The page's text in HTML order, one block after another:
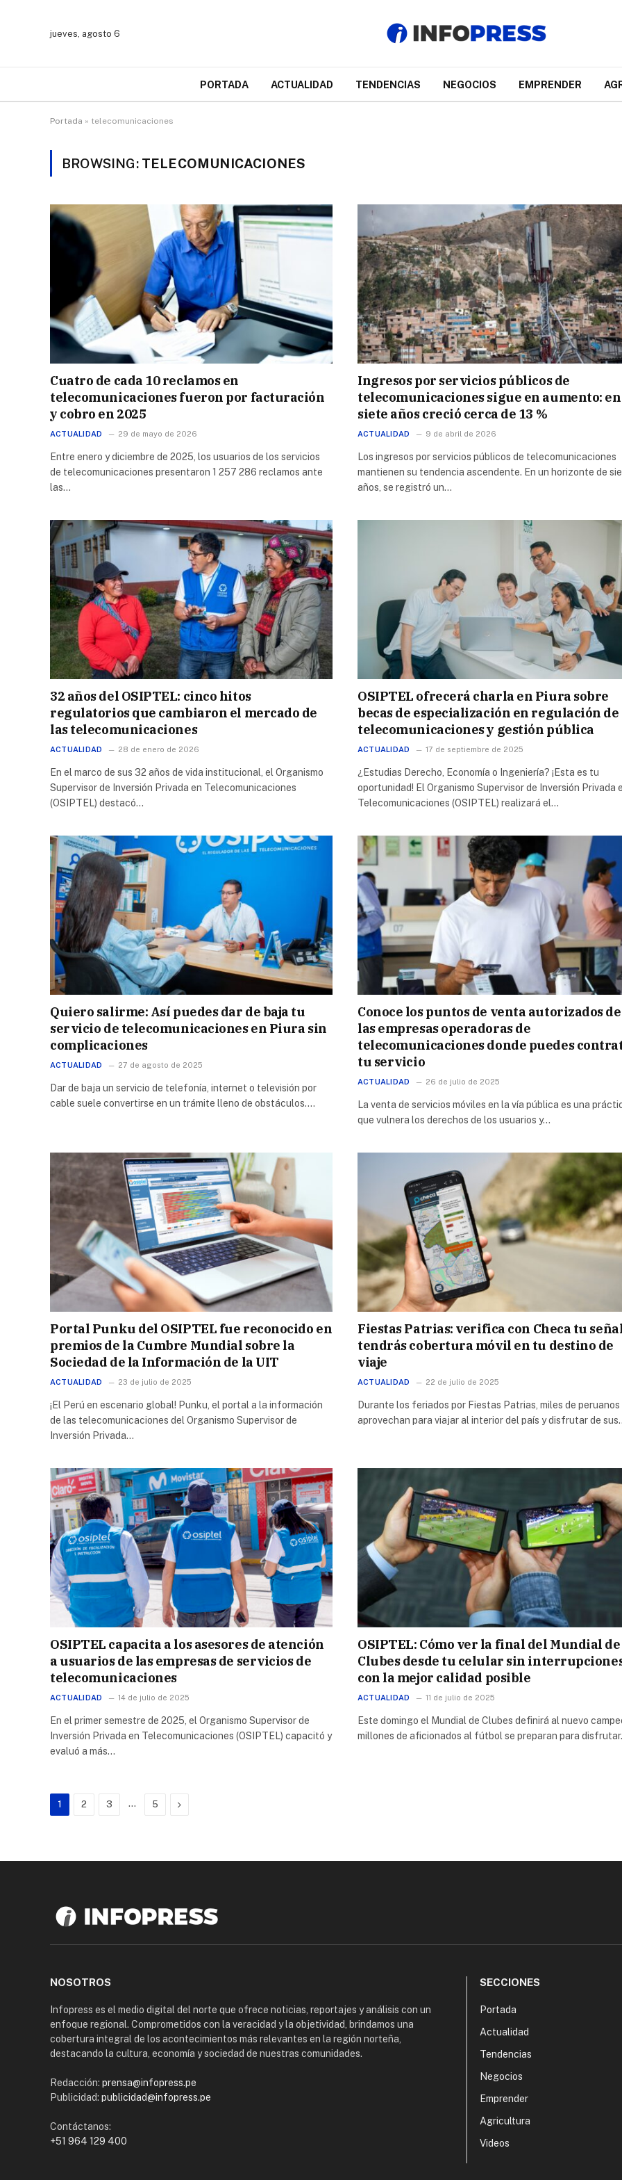
jueves, agosto 6
PORTADA ACTUALIDAD TENDENCIAS NEGOCIOS EMPRENDER
Portada » telecomunicaciones
BROWSING: TELECOMUNICACIONES
Cuatro de cada 10 reclamos en
telecomunicaciones fueron por facturación
y cobro en 2025
ACTUALIDAD 29 de mayo de 2026
Entre enero y diciembre de 2025, los usuarios de los servicios
de telecomunicaciones presentaron 1 257 286 reclamos ante
las…
Ingresos por servicios públicos de
telecomunicaciones sigue en aumento: en
siete años creció cerca de 13 %
ACTUALIDAD 9 de abril de 2026
Los ingresos por servicios públicos de telecomunicaciones
mantienen su tendencia ascendente. En un horizonte de
años, se registró un…
32 años del OSIPTEL: cinco hitos
regulatorios que cambiaron el mercado de
las telecomunicaciones
ACTUALIDAD 28 de enero de 2026
En el marco de sus 32 años de vida institucional, el Organismo
Supervisor de Inversión Privada en Telecomunicaciones
(OSIPTEL) destacó…
OSIPTEL ofrecerá charla en Piura sobre
becas de especialización en regulación de
telecomunicaciones y gestión pública
ACTUALIDAD 17 de septiembre de 2025
¿Estudias Derecho, Economía o Ingeniería? ¡Esta es tu
oportunidad! El Organismo Supervisor de Inversión Privada
Telecomunicaciones (OSIPTEL) realizará el…
Quiero salirme: Así puedes dar de baja tu
servicio de telecomunicaciones en Piura sin
complicaciones
ACTUALIDAD 27 de agosto de 2025
Dar de baja un servicio de telefonía, internet o televisión por
cable suele convertirse en un trámite lleno de obstáculos.…
Conoce los puntos de venta autorizados de
las empresas operadoras de
telecomunicaciones donde puedes
tu servicio
ACTUALIDAD 26 de julio de 2025
La venta de servicios móviles en la vía pública es una
que vulnera los derechos de los usuarios y…
Portal Punku del OSIPTEL fue reconocido en
premios de la Cumbre Mundial sobre la
Sociedad de la Información de la UIT
ACTUALIDAD 23 de julio de 2025
¡El Perú en escenario global! Punku, el portal a la información
de las telecomunicaciones del Organismo Supervisor de
Inversión Privada…
Fiestas Patrias: verifica con Checa tu
tendrás cobertura móvil en tu destino de
viaje
ACTUALIDAD 22 de julio de 2025
Durante los feriados por Fiestas Patrias, miles de peruanos
aprovechan para viajar al interior del país y disfrutar de
OSIPTEL capacita a los asesores de atención
a usuarios de las empresas de servicios de
telecomunicaciones
ACTUALIDAD 14 de julio de 2025
En el primer semestre de 2025, el Organismo Supervisor de
Inversión Privada en Telecomunicaciones (OSIPTEL) capacitó y
evaluó a más…
OSIPTEL: Cómo ver la final del Mundial de
Clubes desde tu celular sin
con la mejor calidad posible
ACTUALIDAD 11 de julio de 2025
Este domingo el Mundial de Clubes definirá al nuevo
millones de aficionados al fútbol se preparan para
1 2 3 … 5 Next
NOSOTROS
Infopress es el medio digital del norte que ofrece noticias, reportajes y análisis con un
enfoque regional. Comprometidos con la veracidad y la objetividad, brindamos una
cobertura integral de los acontecimientos más relevantes en la región norteña,
destacando la cultura, economía y sociedad de nuestras comunidades.
Redacción: prensa@infopress.pe
Publicidad: publicidad@infopress.pe
Contáctanos:
+51 964 129 400
SECCIONES
Portada
Actualidad
Tendencias
Negocios
Emprender
Agricultura
Videos